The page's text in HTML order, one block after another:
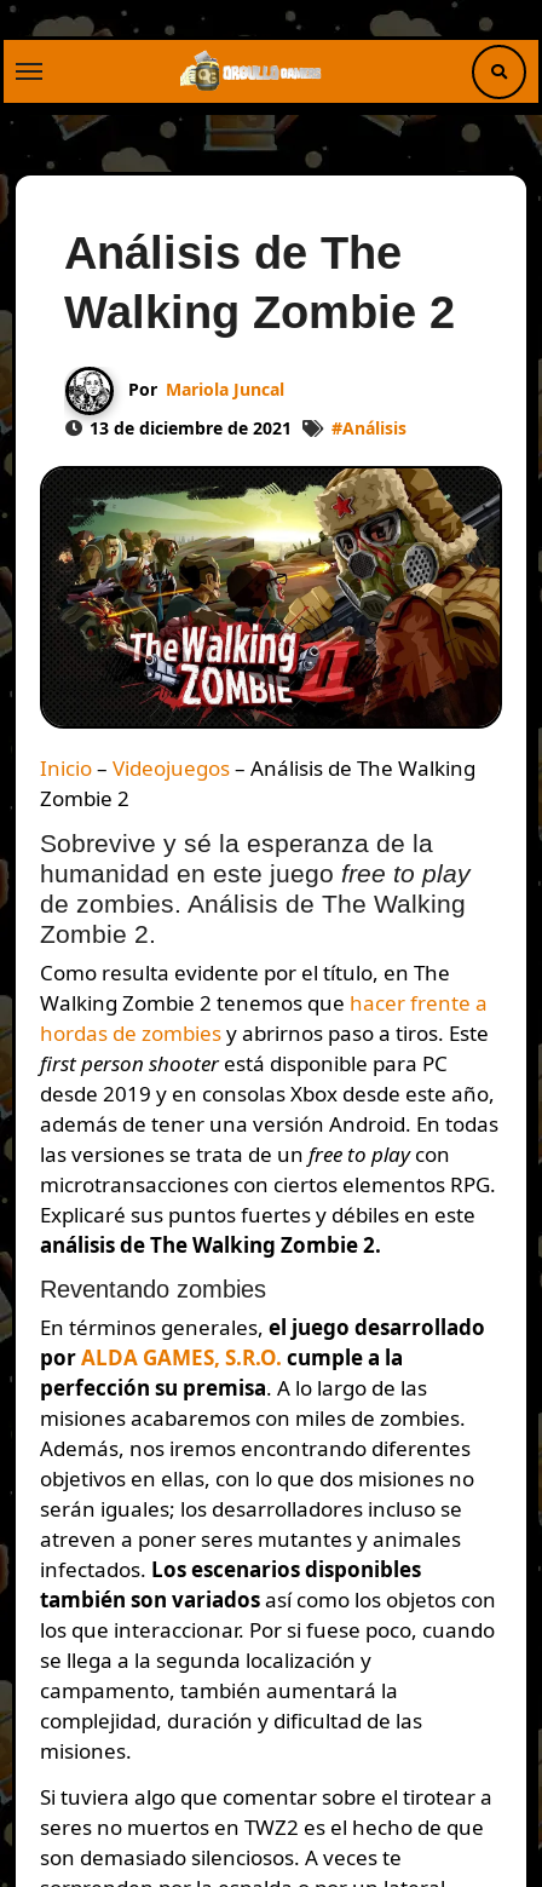
Saltar
Análisis de The
Walking Zombie 2
Por Mariola Juncal
13 de diciembre de 2021
#Análisis
Inicio– Videojuegos– Análisis de The Walking
Zombie 2
Sobrevive y sé la esperanza de la
humanidad en este juego free to play
de zombies. Análisis de The Walking
Zombie 2.
Como resulta evidente por el título, en The
Walking Zombie 2 tenemos que hacer frente a
hordas de zombiesy abrirnos paso a tiros. Este
first person shooterestá disponible para PC
desde 2019 y en consolas Xbox desde este año,
además de tener una versión Android. En todas
las versiones se trata de un free to playcon
microtransacciones con ciertos elementos RPG.
Explicaré sus puntos fuertes y débiles en este
análisis de The Walking Zombie 2.
Reventando zombies
En términos generales, el juego desarrollado
porALDA GAMES, S.R.O. cumple a la
perfección su premisa. A lo largo de las
misiones acabaremos con miles de zombies.
Además, nos iremos encontrando diferentes
objetivos en ellas, con lo que dos misiones no
serán iguales; los desarrolladores incluso se
atreven a poner seres mutantes y animales
infectados. Los escenarios disponibles
también son variadosasí como los objetos con
los que interaccionar. Por si fuese poco, cuando
se llega a la segunda localización y
campamento, también aumentará la
complejidad, duración y dificultad de las
misiones.
Si tuviera algo que comentar sobre el tirotear a
seres no muertos en TWZ2 es el hecho de que
son demasiado silenciosos. A veces te